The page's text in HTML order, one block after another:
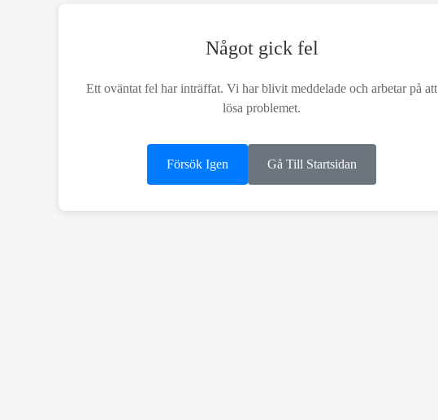
Något gick fel
Ett oväntat fel har inträffat. Vi har blivit meddelade och arbetar på att
lösa problemet.
Försök Igen Gå Till Startsidan